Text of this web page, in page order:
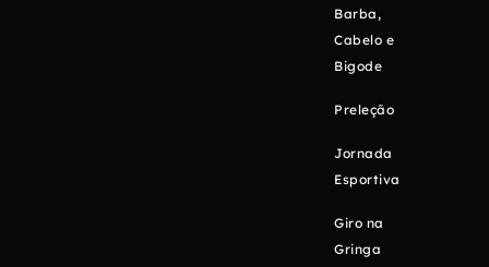
Barba,
Cabelo e
Bigode
Preleção
Jornada
Esportiva
Giro na
Gringa